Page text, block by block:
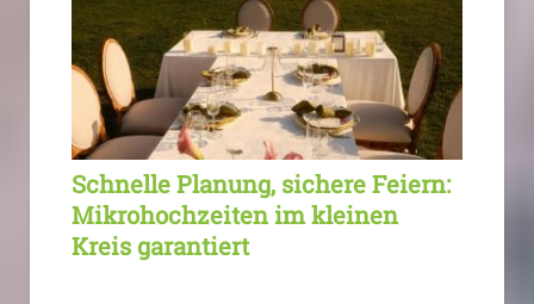
Schnelle Planung, sichere Feiern:
Mikrohochzeiten im kleinen
Kreis garantiert